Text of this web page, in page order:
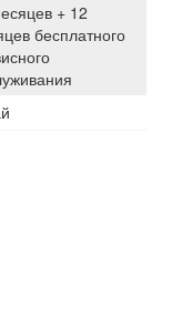
+ 12
бесплатного